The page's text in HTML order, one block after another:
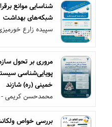
شناسایی موانع
شبکه‌های بهداشت
سپیده زارع
مروری بر تحول
پویایی‌شناسی
خمینی (ره) شازند
محمدحسن کریمی -
بررسی خواص